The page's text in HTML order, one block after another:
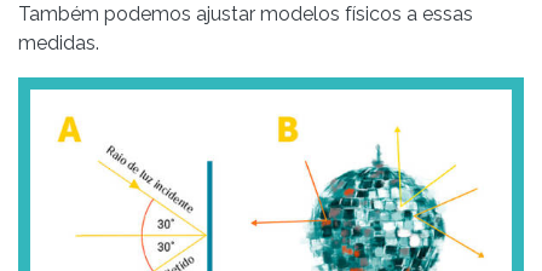
Também podemos ajustar modelos físicos a essas
medidas.